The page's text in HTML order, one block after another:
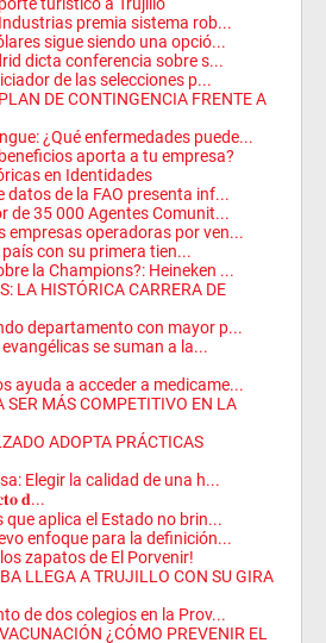
premia sistema rob...
sigue siendo una opció...
dicta conferencia sobre s...
de las selecciones p...
DE CONTINGENCIA FRENTE A
¿Qué enfermedades puede...
aporta a tu empresa?
en Identidades
de la FAO presenta inf...
de 35 000 Agentes Comunit...
empresas operadoras por ven...
país con su primera tien...
la Champions?: Heineken ...
LA HISTÓRICA CARRERA DE
departamento con mayor p...
se suman a la...
ayuda a acceder a medicame...
SER MÁS COMPETITIVO EN LA
ADOPTA PRÁCTICAS
Elegir la calidad de una h...
𝐝...
aplica el Estado no brin...
enfoque para la definición...
zapatos de El Porvenir!
LLEGA A TRUJILLO CON SU GIRA
de dos colegios en la Prov...
¿CÓMO PREVENIR EL